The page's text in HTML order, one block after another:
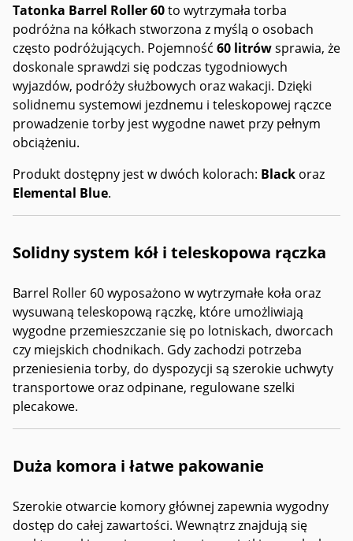
Tatonka Barrel Roller 60to wytrzymała torba
podróżna na kółkach stworzona z myślą o osobach
często podróżujących. Pojemność 60 litrówsprawia, że
doskonale sprawdzi się podczas tygodniowych
wyjazdów, podróży służbowych oraz wakacji. Dzięki
solidnemu systemowi jezdnemu i teleskopowej rączce
prowadzenie torby jest wygodne nawet przy pełnym
obciążeniu.
Produkt dostępny jest w dwóch kolorach: Black oraz
Elemental Blue.
Solidny system kół i teleskopowa rączka
Barrel Roller 60 wyposażono w wytrzymałe koła oraz
wysuwaną teleskopową rączkę, które umożliwiają
wygodne przemieszczanie się po lotniskach, dworcach
czy miejskich chodnikach. Gdy zachodzi potrzeba
przeniesienia torby, do dyspozycji są szerokie uchwyty
transportowe oraz odpinane, regulowane szelki
plecakowe.
Duża komora i łatwe pakowanie
Szerokie otwarcie komory głównej zapewnia wygodny
dostęp do całej zawartości. Wewnątrz znajdują się